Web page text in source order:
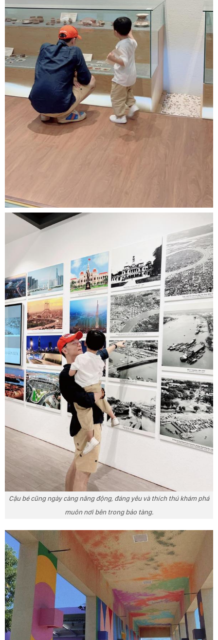
Cậu bé cũng ngày càng năng động, đáng yêu và thích thú khám phá
muôn nơi bên trong bảo tàng.